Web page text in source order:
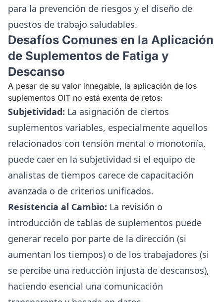
para la prevención de riesgos y el diseño de
puestos de trabajo saludables.
Desafíos Comunes en la Aplicación
de Suplementos de Fatiga y
Descanso
A pesar de su valor innegable, la aplicación de los
suplementos OIT no está exenta de retos:
Subjetividad: La asignación de ciertos
suplementos variables, especialmente aquellos
relacionados con tensión mental o monotonía,
puede caer en la subjetividad si el equipo de
analistas de tiempos carece de capacitación
avanzada o de criterios unificados.
Resistencia al Cambio: La revisión o
introducción de tablas de suplementos puede
generar recelo por parte de la dirección (si
aumentan los tiempos) o de los trabajadores (si
se percibe una reducción injusta de descansos),
haciendo esencial una comunicación